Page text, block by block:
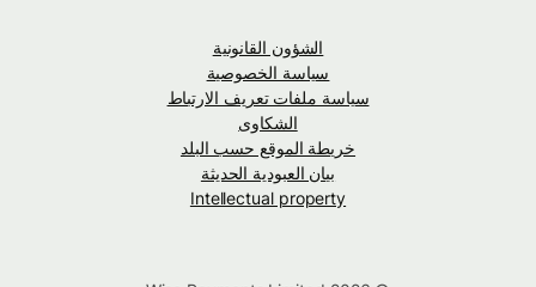
الشؤون القانونية
سياسة الخصوصية
سياسة ملفات تعريف الارتباط
الشكاوى
خريطة الموقع حسب البلد
بيان العبودية الحديثة
Intellectual property